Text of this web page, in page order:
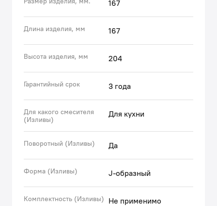
зарубежных рынков, IDDIS® стремится сделать
каждый клиентский опыт положительным.
Накопленные экспертные знания помогают бренду
эксплуатации. Все запчасти к смесителям IDDIS®
проходят
167
Длина изделия, мм 167
Высота изделия, мм 204
Гарантийный срок 3 года
Для какого смесителя
(Изливы)
Для кухни
Поворотный (Изливы) Да
Форма (Изливы) J-образный
Комплектность (Изливы) Не применимо